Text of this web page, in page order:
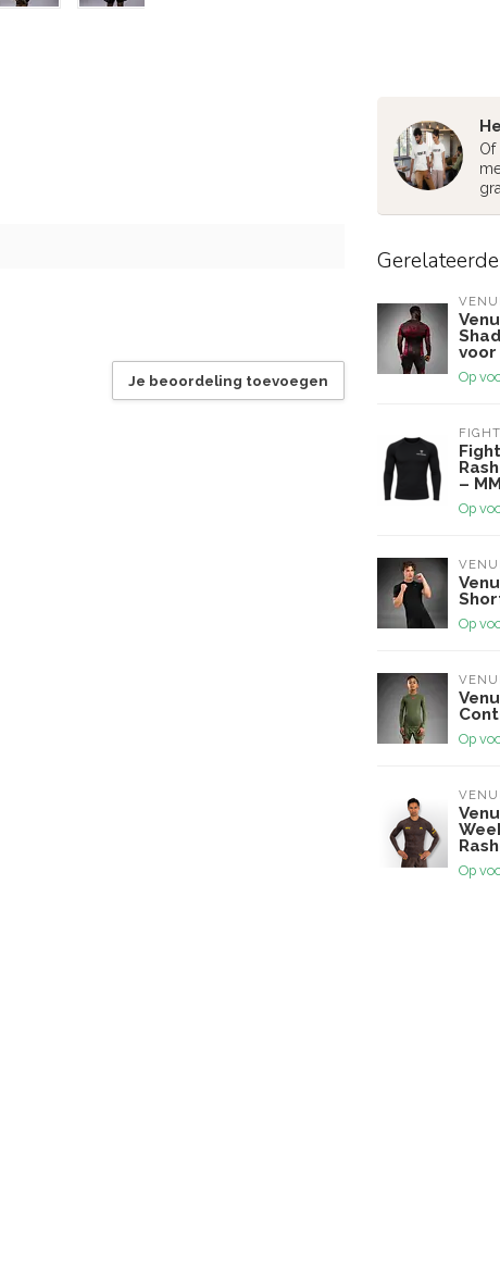
Je beoordeling toevoegen Op
–
Op
Op
Op
Op